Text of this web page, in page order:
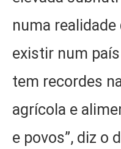
numa realidade
existir num
tem recordes
agrícola e
e povos”, diz o